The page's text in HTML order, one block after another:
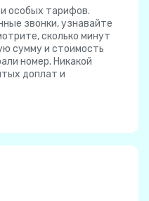
особых тарифов.
звонки, узнавайте
сколько минут
сумму и стоимость
номер. Никакой
доплат и